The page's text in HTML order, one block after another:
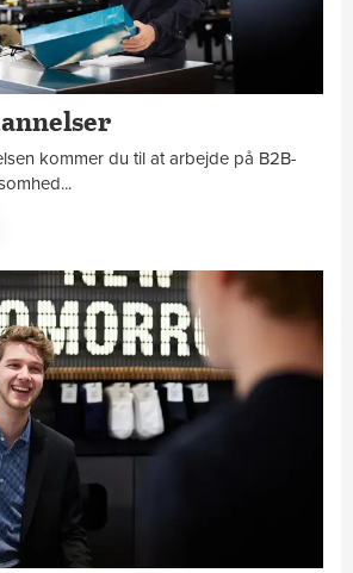
kommer du til at arbejde på B2B-